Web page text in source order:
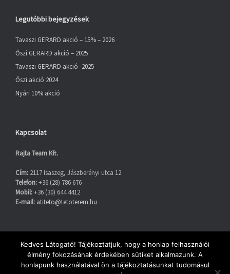
Legutóbbi bejegyzések
Tavaszi GERARD akció – 15% – 2026
Őszi GERARD akció – 2025
Tavaszi GERARD akció -2025
Őszi akció 2024
Nyári 10% akció
Kapcsolat
Rajta Team Kft.
Cím: 2117 Isaszeg, Jászberényi utca 12.
Telefon:+36 (28) 786 676
Mobil:+36 (30) 644 4412
E-mail: atiteto@tetoterem.hu
Kedves Látogató! Tájékoztatjuk, hogy a honlap felhasználói
élmény fokozásának érdekében sütiket alkalmazunk. A
honlapunk használatával ön a tájékoztatásunkat tudomásul